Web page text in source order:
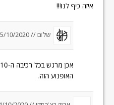
איזה כיף לנו!!!
שלום //10/2020 um 9:03
האופנוע הזה.